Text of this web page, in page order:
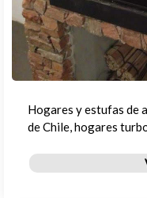
Hogares y estufas de
de Chile, hogares